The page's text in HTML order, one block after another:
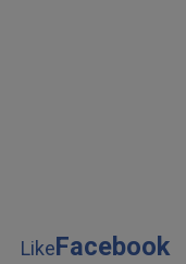
LikeFacebook